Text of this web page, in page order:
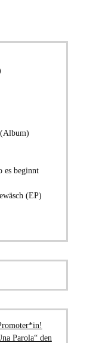
es beginnt
(EP)
Parola“ den